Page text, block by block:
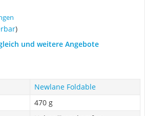
)
und weitere Angebote
Newlane Foldable
470 g